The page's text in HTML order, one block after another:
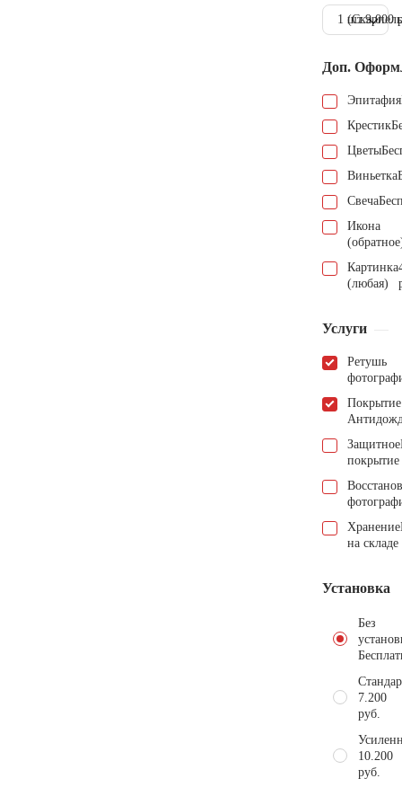
1 шт.9.000
Доп.
Эпитафия
Крестик
Цветы
Виньетка
Свеча
Икона
Картинка
(любая)
Услуги
Ретушь
Покрытие
Защитное
покрытие
Хранение
на складе
Установка
Без
7.200
руб.
10.200
руб.